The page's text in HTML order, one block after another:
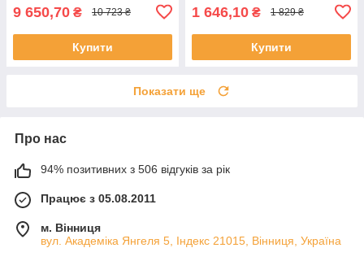
9 650,70 ₴ 10 723 ₴
Купити
1 646,10 ₴ 1 829 ₴
Купити
Показати ще
Про нас
94% позитивних з 506 відгуків за рік
Працює з 05.08.2011
м. Вінниця
вул. Академіка Янгеля 5, Індекс 21015, Вінниця, Україна